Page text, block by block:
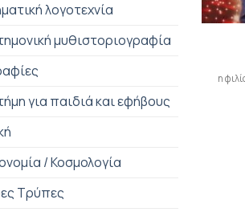
λογοτεχνία
μυθιστοριογραφία
για παιδιά και εφήβους
/ Κοσμολογία
Τρύπες
+
η